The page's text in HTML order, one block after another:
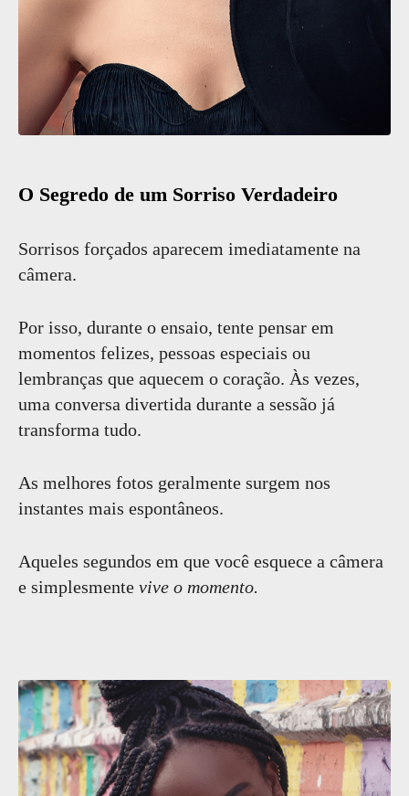
O Segredo de um Sorriso Verdadeiro
Sorrisos forçados aparecem imediatamente na
câmera.
Por isso, durante o ensaio, tente pensar em
momentos felizes, pessoas especiais ou
lembranças que aquecem o coração. Às vezes,
uma conversa divertida durante a sessão já
transforma tudo.
As melhores fotos geralmente surgem nos
instantes mais espontâneos.
Aqueles segundos em que você esquece a câmera
e simplesmente vive o momento.